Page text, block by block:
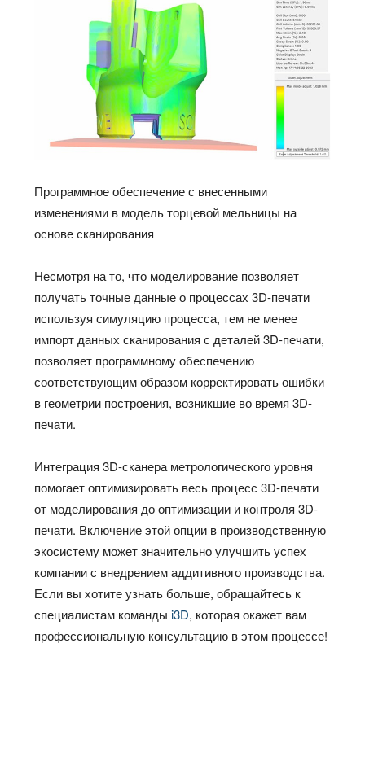
Программное обеспечение с внесенными
изменениями в модель торцевой мельницы на
основе сканирования
Несмотря на то, что моделирование позволяет
получать точные данные о процессах 3D-печати
используя симуляцию процесса, тем не менее
импорт данных сканирования с деталей 3D-печати,
позволяет программному обеспечению
соответствующим образом корректировать ошибки
в геометрии построения, возникшие во время 3D-
печати.
Интеграция 3D-сканера метрологического уровня
помогает оптимизировать весь процесс 3D-печати
от моделирования до оптимизации и контроля 3D-
печати. Включение этой опции в производственную
экосистему может значительно улучшить успех
компании с внедрением аддитивного производства.
Если вы хотите узнать больше, обращайтесь к
специалистам команды i3D, которая окажет вам
профессиональную консультацию в этом процессе!